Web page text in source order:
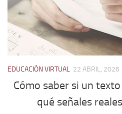
EDUCACIÓN VIRTUAL 22 ABRIL, 2026
Cómo saber si un
qué señales